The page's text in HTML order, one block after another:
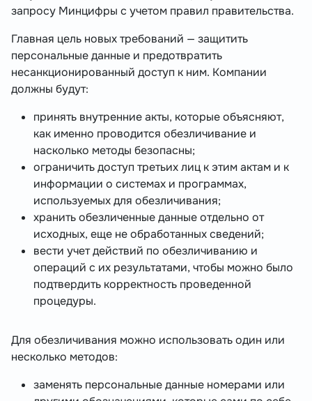
запросу Минцифры с учетом правил правительства.
Главная цель новых требований — защитить
персональные данные и предотвратить
несанкционированный доступ к ним. Компании
должны будут:
принять внутренние акты, которые объясняют,
как именно проводится обезличивание и
насколько методы безопасны;
ограничить доступ третьих лиц к этим актам и к
информации о системах и программах,
используемых для обезличивания;
хранить обезличенные данные отдельно от
исходных, еще не обработанных сведений;
вести учет действий по обезличиванию и
операций с их результатами, чтобы можно было
подтвердить корректность проведенной
процедуры.
Для обезличивания можно использовать один или
несколько методов:
заменять персональные данные номерами или